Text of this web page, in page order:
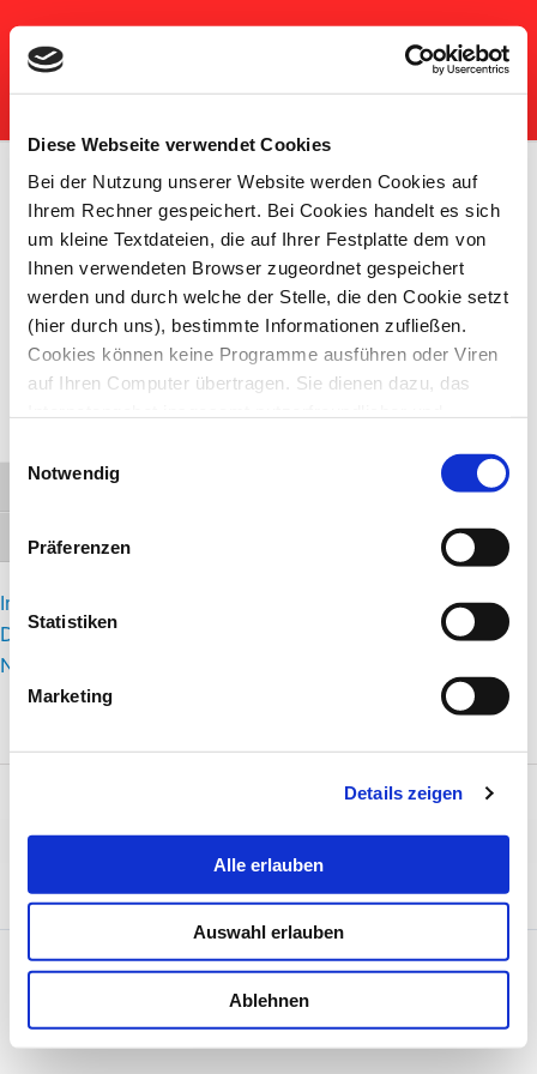
Schrift vergrößern
Diese Webseite verwendet Cookies
Bei der Nutzung unserer Website werden Cookies auf
Ihrem Rechner gespeichert. Bei Cookies handelt es sich
um kleine Textdateien, die auf Ihrer Festplatte dem von
Ihnen verwendeten Browser zugeordnet gespeichert
werden und durch welche der Stelle, die den Cookie setzt
(hier durch uns), bestimmte Informationen zufließen.
Cookies können keine Programme ausführen oder Viren
auf Ihren Computer übertragen. Sie dienen dazu, das
auf Ihrem Gerät speichern, wenn diese für den Betrieb
dieser Seite unbedingt notwendig sind. Für alle anderen
Notwendig
Präferenzen
Statistiken
Marketing
Details zeigen
Alle erlauben
Auswahl erlauben
Ablehnen
Inhalt
springen
Netzwerk Frühe Hilfen Frankfurt
am Main
Benutzer
[ultimatemember form_id=“556″]
Impressum
Datenschutzerklärung
Nutzungsbedingungen
Copyright © 2026 Stadt Frankfurt am Main, Jugend- und
Sozialamt